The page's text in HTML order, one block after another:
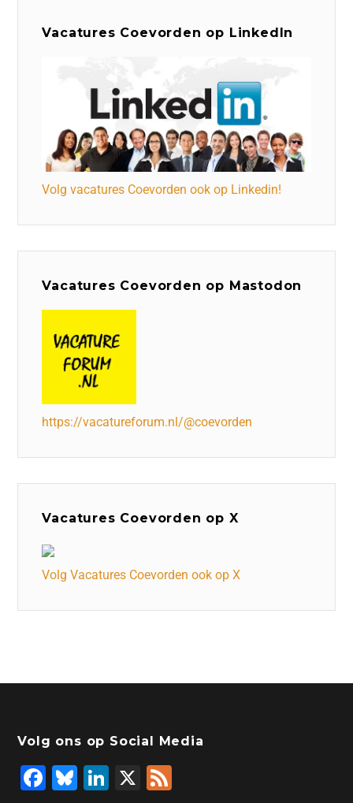
Vacatures Coevorden op LinkedIn
Volg vacatures Coevorden ook op Linkedin!
Vacatures Coevorden op Mastodon
https://vacatureforum.nl/@coevorden
Vacatures Coevorden op X
Volg Vacatures Coevorden ook op X
Volg ons op Social Media
F
Bl
Li X